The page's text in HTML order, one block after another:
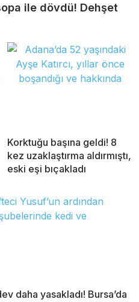
ile dövdü! Dehşet
Korktuğu başına geldi! 8
kez uzaklaştırma aldırmıştı,
eski eşi bıçakladı
daha yasakladı! Bursa’da